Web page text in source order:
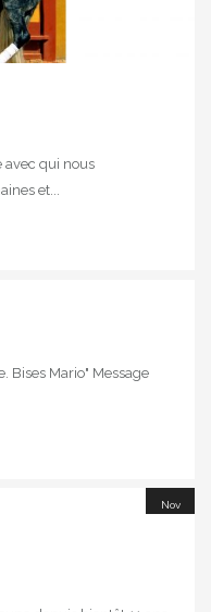
avec qui nous
et...
Bises Mario" Message
Nov